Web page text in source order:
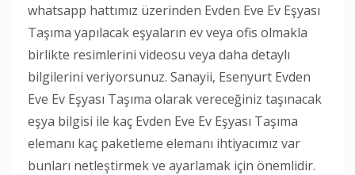
whatsapp hattımız üzerinden Evden Eve Ev Eşyası
Taşıma yapılacak eşyaların ev veya ofis olmakla
birlikte resimlerini videosu veya daha detaylı
bilgilerini veriyorsunuz. Sanayii, Esenyurt Evden
Eve Ev Eşyası Taşıma olarak vereceğiniz taşınacak
eşya bilgisi ile kaç Evden Eve Ev Eşyası Taşıma
elemanı kaç paketleme elemanı ihtiyacımız var
bunları netleştirmek ve ayarlamak için önemlidir.